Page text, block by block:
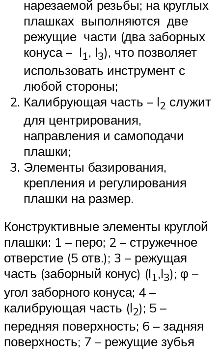
нарезаемой резьбы; на круглых
плашках выполняются две
режущие части (два заборных
конуса – l1, l3), что позволяет
использовать инструмент с
любой стороны;
Калибрующая часть – l2 служит
для центрирования,
направления и самоподачи
плашки;
Элементы базирования,
крепления и регулирования
плашки на размер.
Конструктивные элементы круглой
плашки: 1 – перо; 2 – стружечное
отверстие (5 отв.); 3 – режущая
часть (заборный конус) (l1,l3); φ –
угол заборного конуса; 4 –
калибрующая часть (l2); 5 –
передняя поверхность; 6 – задняя
поверхность; 7 – режущие зубья